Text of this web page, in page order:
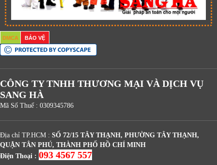
DMCA BẢO VỆ
CÔNG TY TNHH THƯƠNG MẠI VÀ DỊCH VỤ
SANG HÀ
Mã Số Thuế : 0309345786
Địa chỉ TP.HCM : SỐ 72/15 TÂY THẠNH, PHƯỜNG TÂY THẠNH,
QUẬN TÂN PHÚ, THÀNH PHỐ HỒ CHÍ MINH
Điện Thoại : 093 4567 557